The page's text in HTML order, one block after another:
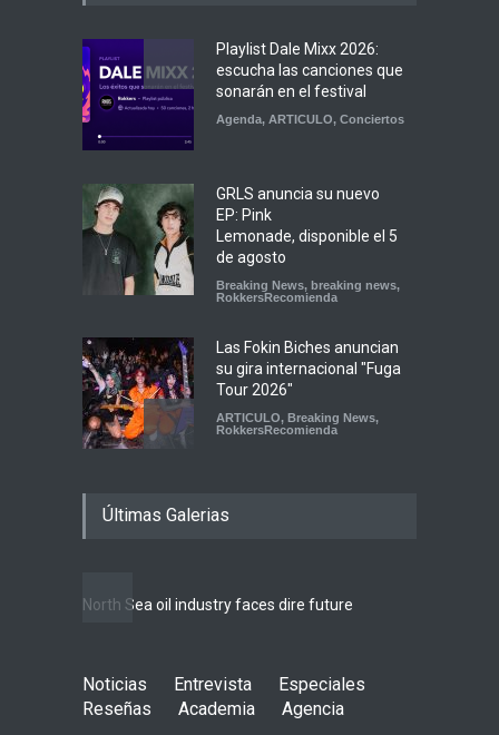
Playlist Dale Mixx 2026:
escucha las canciones que
sonarán en el festival
Agenda, ARTICULO, Conciertos
GRLS anuncia su nuevo
EP: Pink
Lemonade, disponible el 5
de agosto
Breaking News, breaking news,
RokkersRecomienda
Las Fokin Biches anuncian
su gira internacional "Fuga
Tour 2026"
ARTICULO, Breaking News,
RokkersRecomienda
nuevo de Psychedelic Porn
RokkersRecomienda,Sin
categoría
en el Auditorio BB de la
Ciudad de México
Últimas Galerias
North Sea oil industry faces dire future
Noticias Entrevista
Especiales
Reseñas
Academia Agencia